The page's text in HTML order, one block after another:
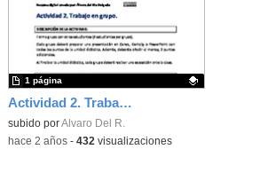
Actividad 2. Trabajo en grupo.
Contenido educativo.
subido porAlvaro Del R.
1 página
-hace 2 años- 432 visualizaciones